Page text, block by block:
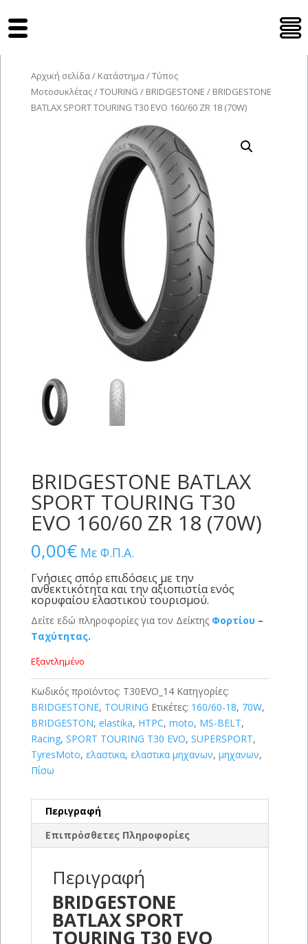
Αρχική σελίδα/ Κατάστημα/Τύπος
Μοτοσυκλέτας/TOURING / BRIDGESTONE / BRIDGESTONE
BATLAX SPORT TOURING T30 EVO 160/60 ZR 18 (70W)
BRIDGESTONE BATLAX
SPORT TOURING T30
EVO 160/60 ZR 18 (70W)
0,00€ Με Φ.Π.Α.
Γνήσιες σπόρ επιδόσεις με την
ανθεκτικότητα και την αξιοπιστία ενός
κορυφαίου ελαστικoύ τουρισμού.
Δείτε εδώ πληροφορίες για τον Δείκτης Φορτίου –
Ταχύτητας.
Εξαντλημένο
Κωδικός προϊόντος: T30EVO_14 Κατηγορίες:
BRIDGESTONE, TOURING Ετικέτες: 160/60-18, 70W,
BRIDGESTON, elastika, HTPC, moto, MS-BELT,
Racing, SPORT TOURING T30 EVO, SUPERSPORT,
TyresMoto, ελαστικα, ελαστικα μηχανων, μηχανων,
Πίσω
Περιγραφή
Επιπρόσθετες Πληροφορίες
Περιγραφή
BRIDGESTONE
BATLAX SPORT
TOURING T30 EVO